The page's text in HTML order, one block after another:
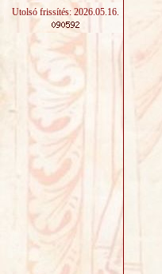
Utolsó frissítés: 2026.05.16.